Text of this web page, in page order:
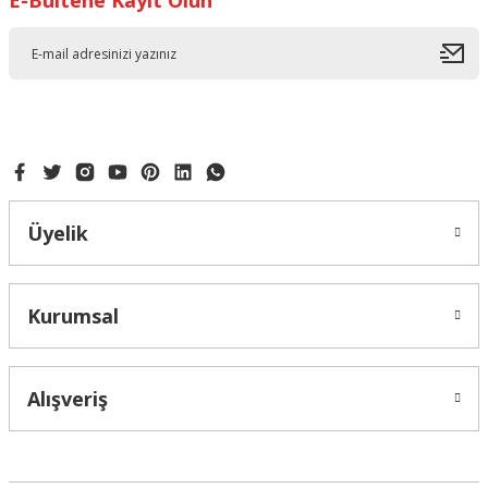
Ürün bilgilerinde hatalar bulunuyor.
Ürün fiyatı diğer sitelerden daha pahalı.
Üyelik
Kurumsal
Alışveriş